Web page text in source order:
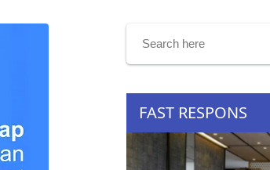
FAST RESPONS